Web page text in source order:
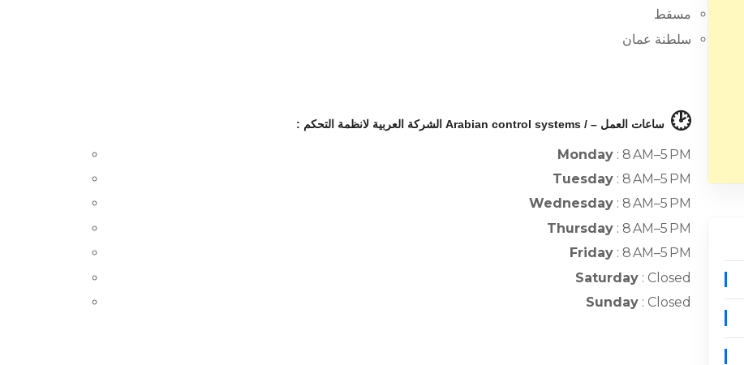
مسقط
سلطنة عمان
🕑 ساعات العمل – / Arabian control systems الشركة العربية لانظمة التحكم :
Monday : 8 AM–5 PM
Tuesday : 8 AM–5 PM
Wednesday : 8 AM–5 PM
Thursday : 8 AM–5 PM
Friday : 8 AM–5 PM
Saturday : Closed
Sunday : Closed